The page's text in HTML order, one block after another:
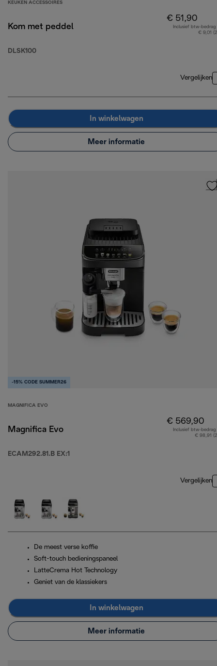
KEUKEN ACCESSOIRES
Kom met peddel
DLSK100
€ 51,90
Inclusief btw-bedrag
€ 9,01
Vergelijken
In winkelwagen
Meer informatie
-15% CODE SUMMER26
MAGNIFICA EVO
Magnifica Evo
ECAM292.81.B EX:1
€ 569,90
Inclusief btw-bedrag
€ 98,91
Vergelijken
De meest verse koffie
Soft-touch bedieningspaneel
LatteCrema Hot Technology
Geniet van de klassiekers
In winkelwagen
Meer informatie